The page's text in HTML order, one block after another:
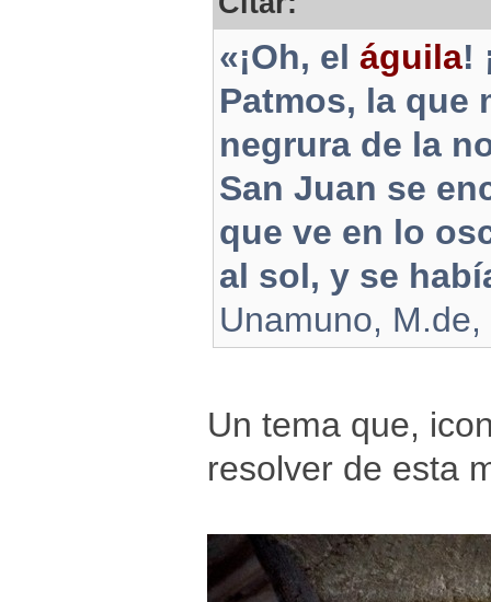
«¡Oh, el águila!
Patmos, la que
negrura de la
San Juan se
que ve en lo
al sol, y se
Unamuno,
Un tema que,
resolver de esta